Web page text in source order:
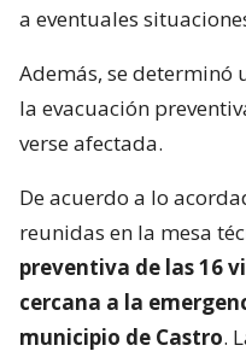
a eventuales
Además, se determinó
la evacuación
verse afectada.
De acuerdo a lo
reunidas en la mesa
preventiva de las 16
cercana a la
municipio de Castro.